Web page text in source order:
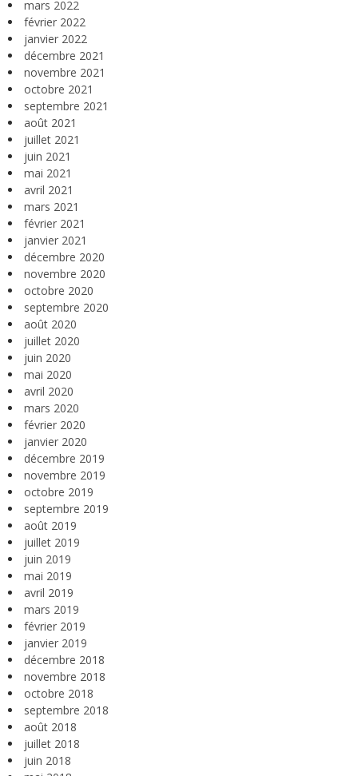
mars 2022
février 2022
janvier 2022
décembre 2021
novembre 2021
octobre 2021
septembre 2021
août 2021
juillet 2021
juin 2021
mai 2021
avril 2021
mars 2021
février 2021
janvier 2021
décembre 2020
novembre 2020
octobre 2020
septembre 2020
août 2020
juillet 2020
juin 2020
mai 2020
avril 2020
mars 2020
février 2020
janvier 2020
décembre 2019
novembre 2019
octobre 2019
septembre 2019
août 2019
juillet 2019
juin 2019
mai 2019
avril 2019
mars 2019
février 2019
janvier 2019
décembre 2018
novembre 2018
octobre 2018
septembre 2018
août 2018
juillet 2018
juin 2018